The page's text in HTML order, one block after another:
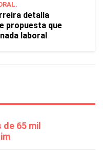
detalla
propuesta que
laboral
65 mil